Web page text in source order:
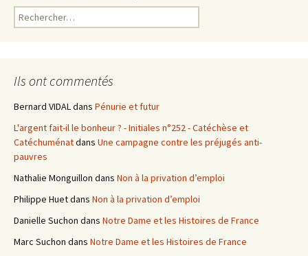
R
e
r
e
r
Ils ont commentés
Bernard VIDALdans Pénurie et futur
L'argent fait-il le bonheur ? - Initiales n°252 - Catéchèse et
Catéchuménatdans Une campagne contre les préjugés anti-
pauvres
Nathalie Monguillon dans Non à la privation d’emploi
Philippe Huetdans Non à la privation d’emploi
Danielle Suchon dans Notre Dame et les Histoires de France
Marc Suchon dans Notre Dame et les Histoires de France